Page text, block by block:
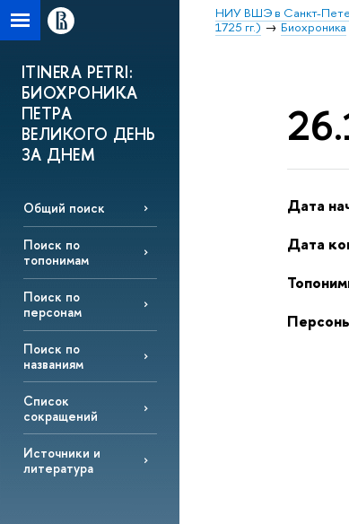
НИУ ВШЭ в Санкт-
1725 гг.)
Биохроника
ITINERA PETRI:
БИОХРОНИКА
ПЕТРА
ВЕЛИКОГО ДЕНЬ
ЗА ДНЕМ
Общий поиск
Поиск по
топонимам
Поиск по
персонам
Поиск по
названиям
Список
сокращений
Источники и
литература
Дата
Дата